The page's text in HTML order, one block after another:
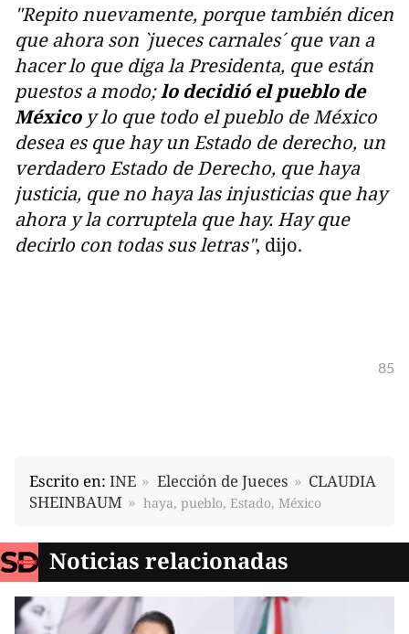
"Repito nuevamente, porque también dicen
que ahora son `jueces carnales´ que van a
hacer lo que diga la Presidenta, que están
puestos a modo;lo decidió el pueblo de
Méxicoy lo que todo el pueblo de México
desea es que hay un Estado de derecho, un
verdadero Estado de Derecho, que haya
justicia, que no haya las injusticias que hay
ahora y la corruptela que hay. Hay que
decirlo con todas sus letras", dijo.
85
Escrito en: INE Elección de Jueces
CLAUDIA
SHEINBAUM
haya, pueblo, Estado, México
Noticias relacionadas